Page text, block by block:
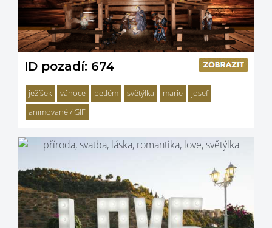
ID pozadí: 674
ježíšek vánoce betlém světýlka marie
josef
animované / GIF